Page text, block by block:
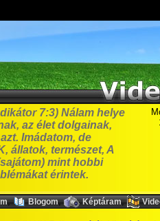
7:3) Nálam helye
az élet dolgainak,
Imádatom, de
állatok, természet, A
mint hobbi
érintek.
, Blogom, Képtáram,